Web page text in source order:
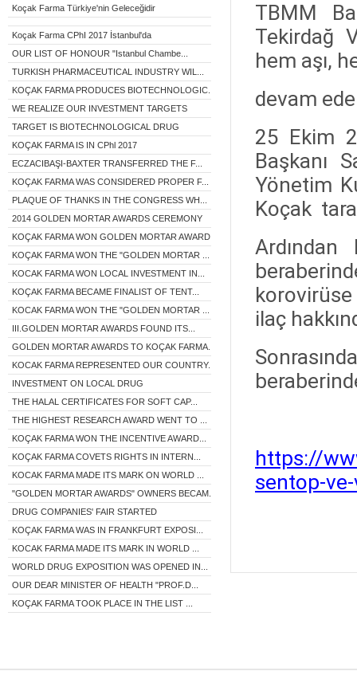
Koçak Farma Türkiye'nin Geleceğidir
Koçak Farma CPhI 2017 İstanbul'da
OUR LIST OF HONOUR "Istanbul Chambe...
TURKISH PHARMACEUTICAL INDUSTRY WIL...
KOÇAK FARMA PRODUCES BIOTECHNOLOGIC...
WE REALIZE OUR INVESTMENT TARGETS
TARGET IS BIOTECHNOLOGICAL DRUG
KOÇAK FARMA IS IN CPhl 2017
ECZACIBAŞI-BAXTER TRANSFERRED THE F...
KOÇAK FARMA WAS CONSIDERED PROPER F...
PLAQUE OF THANKS IN THE CONGRESS WH...
2014 GOLDEN MORTAR AWARDS CEREMONY
KOÇAK FARMA WON GOLDEN MORTAR AWARD...
KOÇAK FARMA WON THE "GOLDEN MORTAR ...
KOCAK FARMA WON LOCAL INVESTMENT IN...
KOÇAK FARMA BECAME FINALIST OF TENT...
KOCAK FARMA WON THE "GOLDEN MORTAR ...
III.GOLDEN MORTAR AWARDS FOUND ITS...
GOLDEN MORTAR AWARDS TO KOÇAK FARMA...
KOCAK FARMA REPRESENTED OUR COUNTRY...
INVESTMENT ON LOCAL DRUG
THE HALAL CERTIFICATES FOR SOFT CAP...
THE HIGHEST RESEARCH AWARD WENT TO ...
KOÇAK FARMA WON THE INCENTIVE AWARD...
KOÇAK FARMA COVETS RIGHTS IN INTERN...
KOCAK FARMA MADE ITS MARK ON WORLD ...
"GOLDEN MORTAR AWARDS" OWNERS BECAM...
DRUG COMPANIES' FAIR STARTED
KOÇAK FARMA WAS IN FRANKFURT EXPOSI...
KOCAK FARMA MADE ITS MARK IN WORLD ...
WORLD DRUG EXPOSITION WAS OPENED IN...
OUR DEAR MINISTER OF HEALTH "PROF.D...
KOÇAK FARMA TOOK PLACE IN THE LIST ...
TBMM
Tekirdağ
hem aşı,
devam
25 Ekim
Başkanı
Yönetim
Koçak
Ardından
ilaç
https://
sentop-